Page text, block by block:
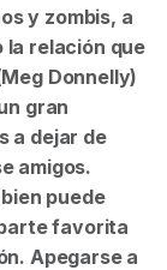
y zombis, a
la relación que
Donnelly)
gran
a dejar de
amigos.
puede
favorita
Apegarse a